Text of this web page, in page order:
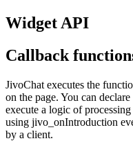
Widget API
Callback
JivoChat executes the
on the page. You can
execute a logic of
using jivo_onIntroduction
by a client.